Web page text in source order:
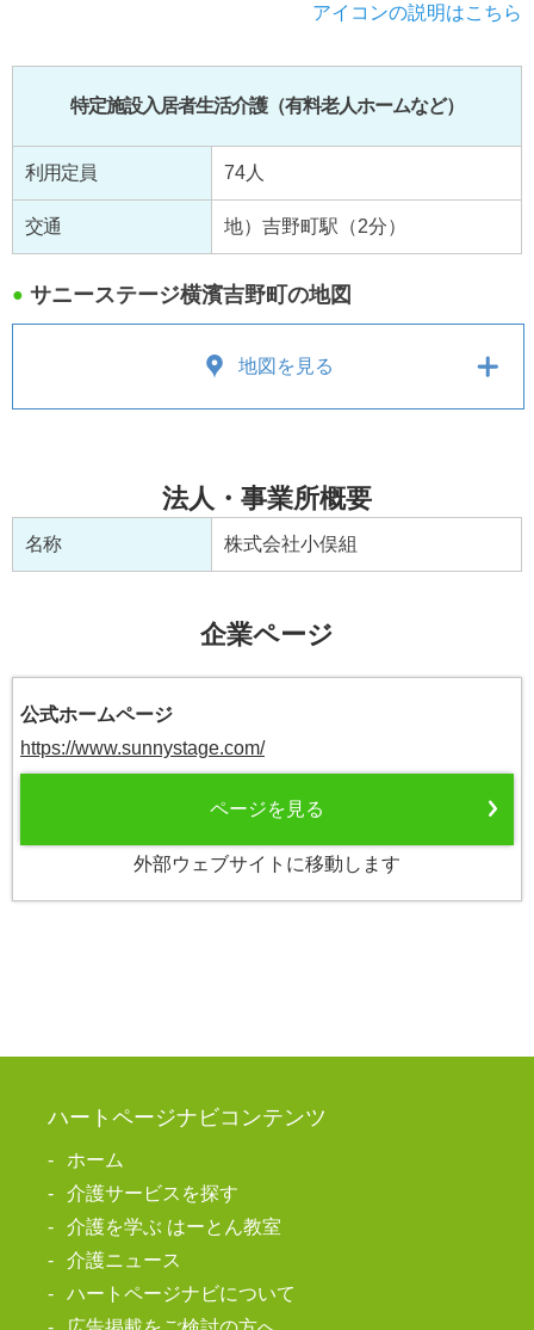
アイコンの説明はこちら
特定施設入居者生活介護（有料老人ホームなど）
利用定員 74人
交通 地）吉野町駅（2分）
● サニーステージ横濱吉野町の地図
地図を見る
法人・事業所概要
名称 株式会社小俣組
企業ページ
公式ホームページ
https://www.sunnystage.com/
ページを見る
外部ウェブサイトに移動します
ハートページナビコンテンツ
ホーム
介護サービスを探す
介護を学ぶ はーとん教室
介護ニュース
ハートページナビについて